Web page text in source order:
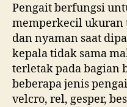
Pengait berfungsi
memperkecil ukuran
dan nyaman saat
kepala tidak sama
terletak pada bagian
beberapa jenis
velcro, rel, gesper,